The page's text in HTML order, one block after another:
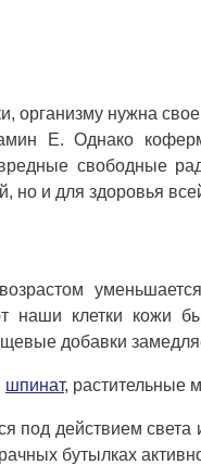
организму нужна
Е. Однако
свободные
но и для здоровья
клетки кожи
добавки
шпинат, растительные
под действием
бутылках